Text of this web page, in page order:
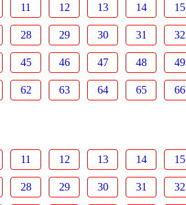
11 12 13 14 15
28 29 30 31 32
45 46 47 48 49
62 63 64 65 66
11 12 13 14 15
28 29 30 31 32